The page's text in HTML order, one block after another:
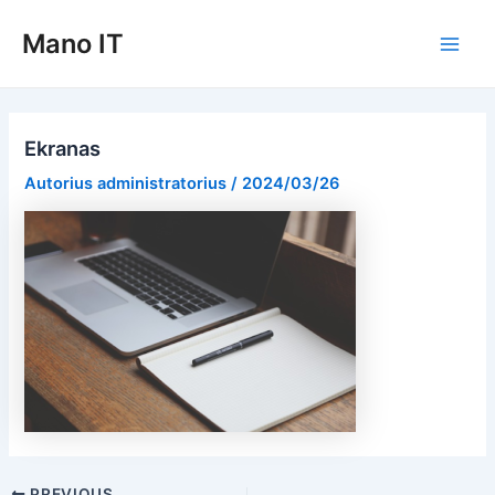
prieMano IT
Ekranas
Autorius administratorius/ 2024/03/26